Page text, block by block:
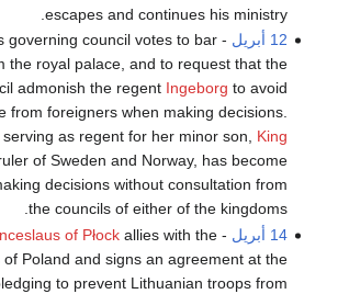
escapes and continues his ministry.
12 أبريل
governing council votes to bar
the royal palace, and to request that the
admonish the regent Ingeborg to avoid
from foreigners when making decisions.
as regent for her minor son, King
of Sweden and Norway, has become
decisions without consultation from
the councils of either of the kingdoms.
14 أبريل
- Prince
of Płockallies with the
of Poland and signs an agreement at the
to prevent Lithuanian troops from